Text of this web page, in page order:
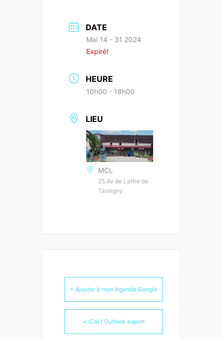
DATE
Mai 14 - 31 2024
Expiré!
HEURE
10h00 - 18h00
LIEU
MCL
25 Av de Lattre de
Tassigny
+ Ajouter à mon Agenda Google
+ iCal / Outlook export